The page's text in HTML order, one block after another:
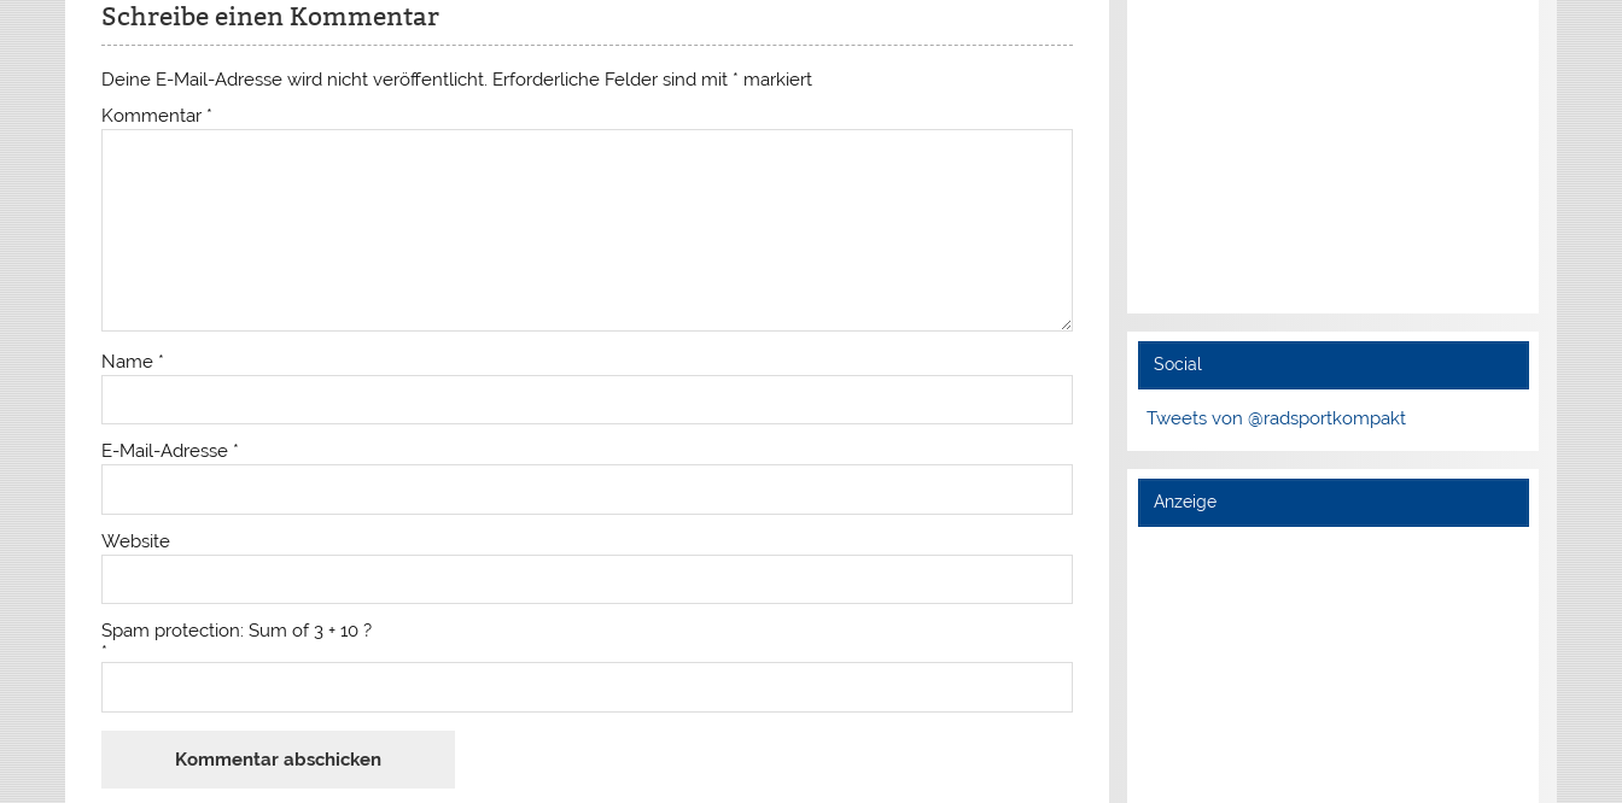
Schreibe einen Kommentar
Deine E-Mail-Adresse wird nicht veröffentlicht. Erforderliche Felder sind mit * markiert
Kommentar *
Name *
E-Mail-Adresse *
Website
Spam protection: Sum of 3 + 10 ?
*
Social
Tweets von @radsportkompakt
Anzeige